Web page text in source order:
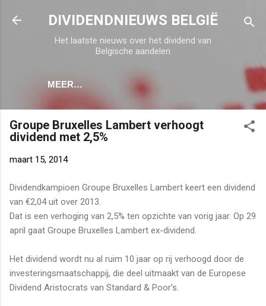
Doorgaan naar hoofdcontent
DIVIDENDNIEUWS BELGIË
Het laatste nieuws over het dividend van
Belgische aandelen
MEER…
Groupe Bruxelles Lambert verhoogt
dividend met 2,5%
maart 15, 2014
Dividendkampioen Groupe Bruxelles Lambert keert een dividend
van €2,04 uit over 2013.
Dat is een verhoging van 2,5% ten opzichte van vorig jaar. Op 29
april gaat Groupe Bruxelles Lambert ex-dividend.
Het dividend wordt nu al ruim 10 jaar op rij verhoogd door de
investeringsmaatschappij, die deel uitmaakt van de Europese
Dividend Aristocrats van Standard & Poor's.